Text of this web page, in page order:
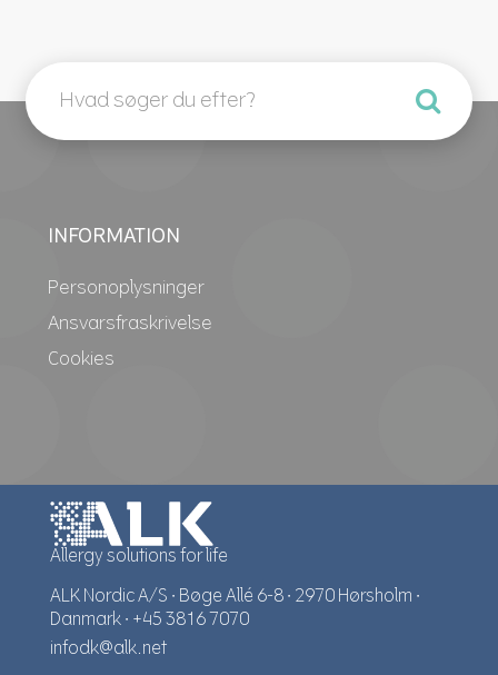
INFORMATION
Personoplysninger
Ansvarsfraskrivelse
Cookies
Allergy solutions for life
ALK Nordic A/S ∙ Bøge Allé 6-8 ∙ 2970 Hørsholm ∙
Danmark ∙ +45 3816 7070
infodk@alk.net